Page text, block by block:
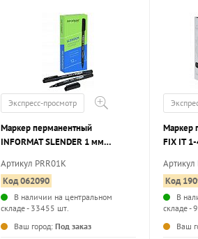
Экспресс-просмотр
Маркер перманентный
INFORMAT SLENDER 1 мм
Артикул PRR01K
Код 062090
В наличии на центральном
складе - 33455 шт.
Ваш город: Под заказ
Маркер
FIX IT
Артикул
Код
В
складе -
Ваш